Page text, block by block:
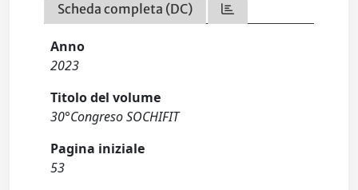
Scheda completa (DC)
Anno
2023
Titolo del volume
30°Congreso SOCHIFIT
Pagina iniziale
53